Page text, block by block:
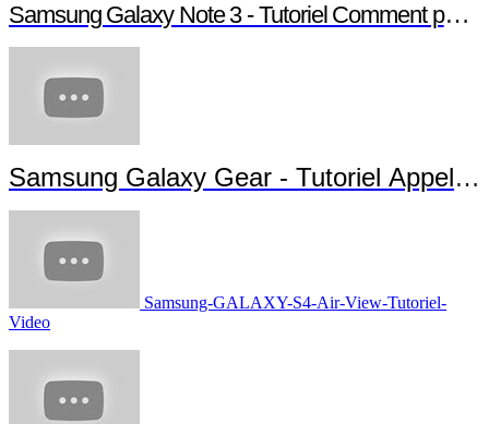
Samsung Galaxy Note 3 - Tutoriel Comment
Samsung Galaxy Gear - Tutoriel Appels
Samsung-GALAXY-S4-Air-View-Tutoriel-
Video